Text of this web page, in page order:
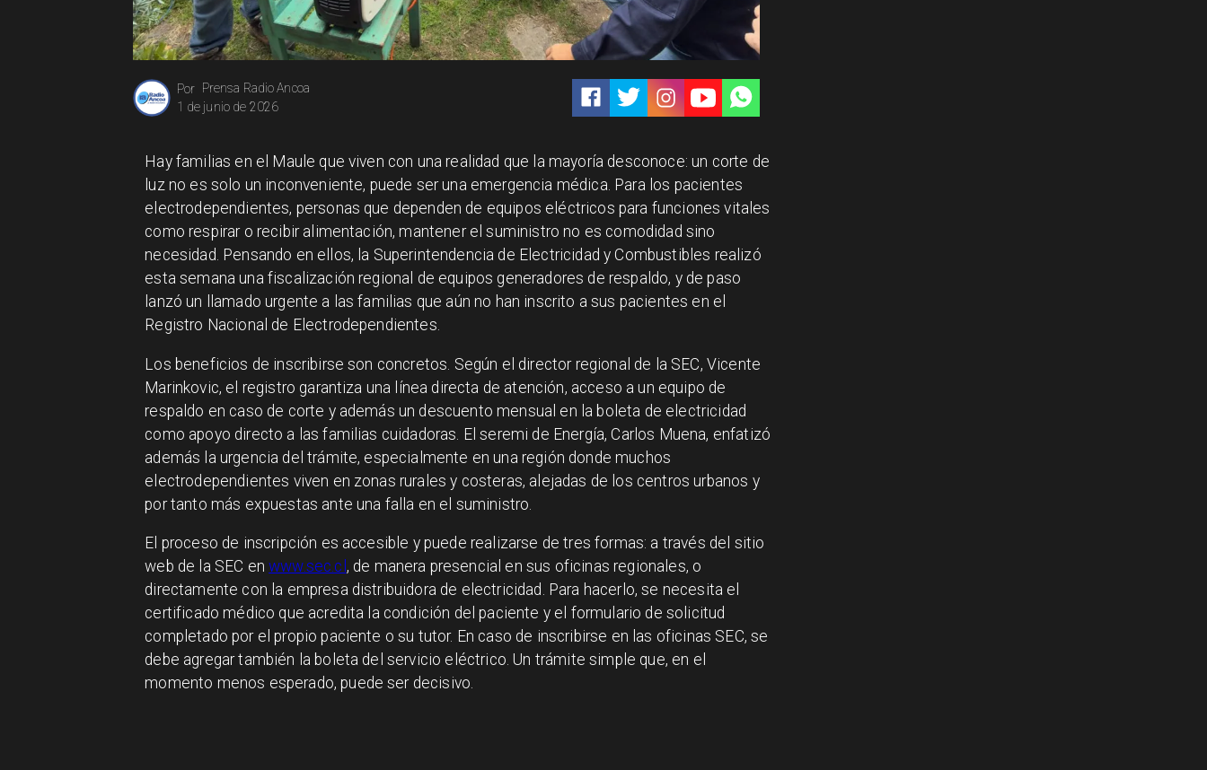
Prensa Radio Ancoa
Por
1 de junio de 2026
Hay familias en el Maule que viven con una realidad que la mayoría desconoce: un corte de
luz no es solo un inconveniente, puede ser una emergencia médica. Para los pacientes
electrodependientes, personas que dependen de equipos eléctricos para funciones vitales
como respirar o recibir alimentación, mantener el suministro no es comodidad sino
necesidad. Pensando en ellos, la Superintendencia de Electricidad y Combustibles realizó
esta semana una fiscalización regional de equipos generadores de respaldo, y de paso
lanzó un llamado urgente a las familias que aún no han inscrito a sus pacientes en el
Registro Nacional de Electrodependientes.
Los beneficios de inscribirse son concretos. Según el director regional de la SEC, Vicente
Marinkovic, el registro garantiza una línea directa de atención, acceso a un equipo de
respaldo en caso de corte y además un descuento mensual en la boleta de electricidad
como apoyo directo a las familias cuidadoras. El seremi de Energía, Carlos Muena, enfatizó
además la urgencia del trámite, especialmente en una región donde muchos
electrodependientes viven en zonas rurales y costeras, alejadas de los centros urbanos y
por tanto más expuestas ante una falla en el suministro.
El proceso de inscripción es accesible y puede realizarse de tres formas: a través del sitio
web de la SEC enwww.sec.cl , de manera presencial en sus oficinas regionales, o
directamente con la empresa distribuidora de electricidad. Para hacerlo, se necesita el
certificado médico que acredita la condición del paciente y el formulario de solicitud
completado por el propio paciente o su tutor. En caso de inscribirse en las oficinas SEC, se
debe agregar también la boleta del servicio eléctrico. Un trámite simple que, en el
momento menos esperado, puede ser decisivo.